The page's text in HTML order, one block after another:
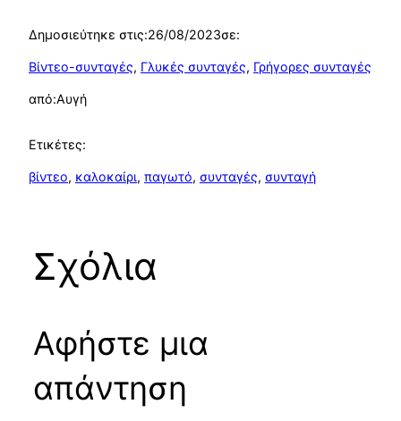
Δημοσιεύτηκε στις:26/08/2023σε:
Βίντεο-συνταγές, Γλυκές συνταγές, Γρήγορες συνταγές
από:Αυγή
Ετικέτες:
βίντεο, καλοκαίρι, παγωτό, συνταγές, συνταγή
Σχόλια
Αφήστε μια
απάντηση